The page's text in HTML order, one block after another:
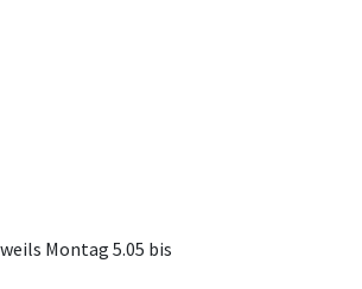
Montag 5.05 bis